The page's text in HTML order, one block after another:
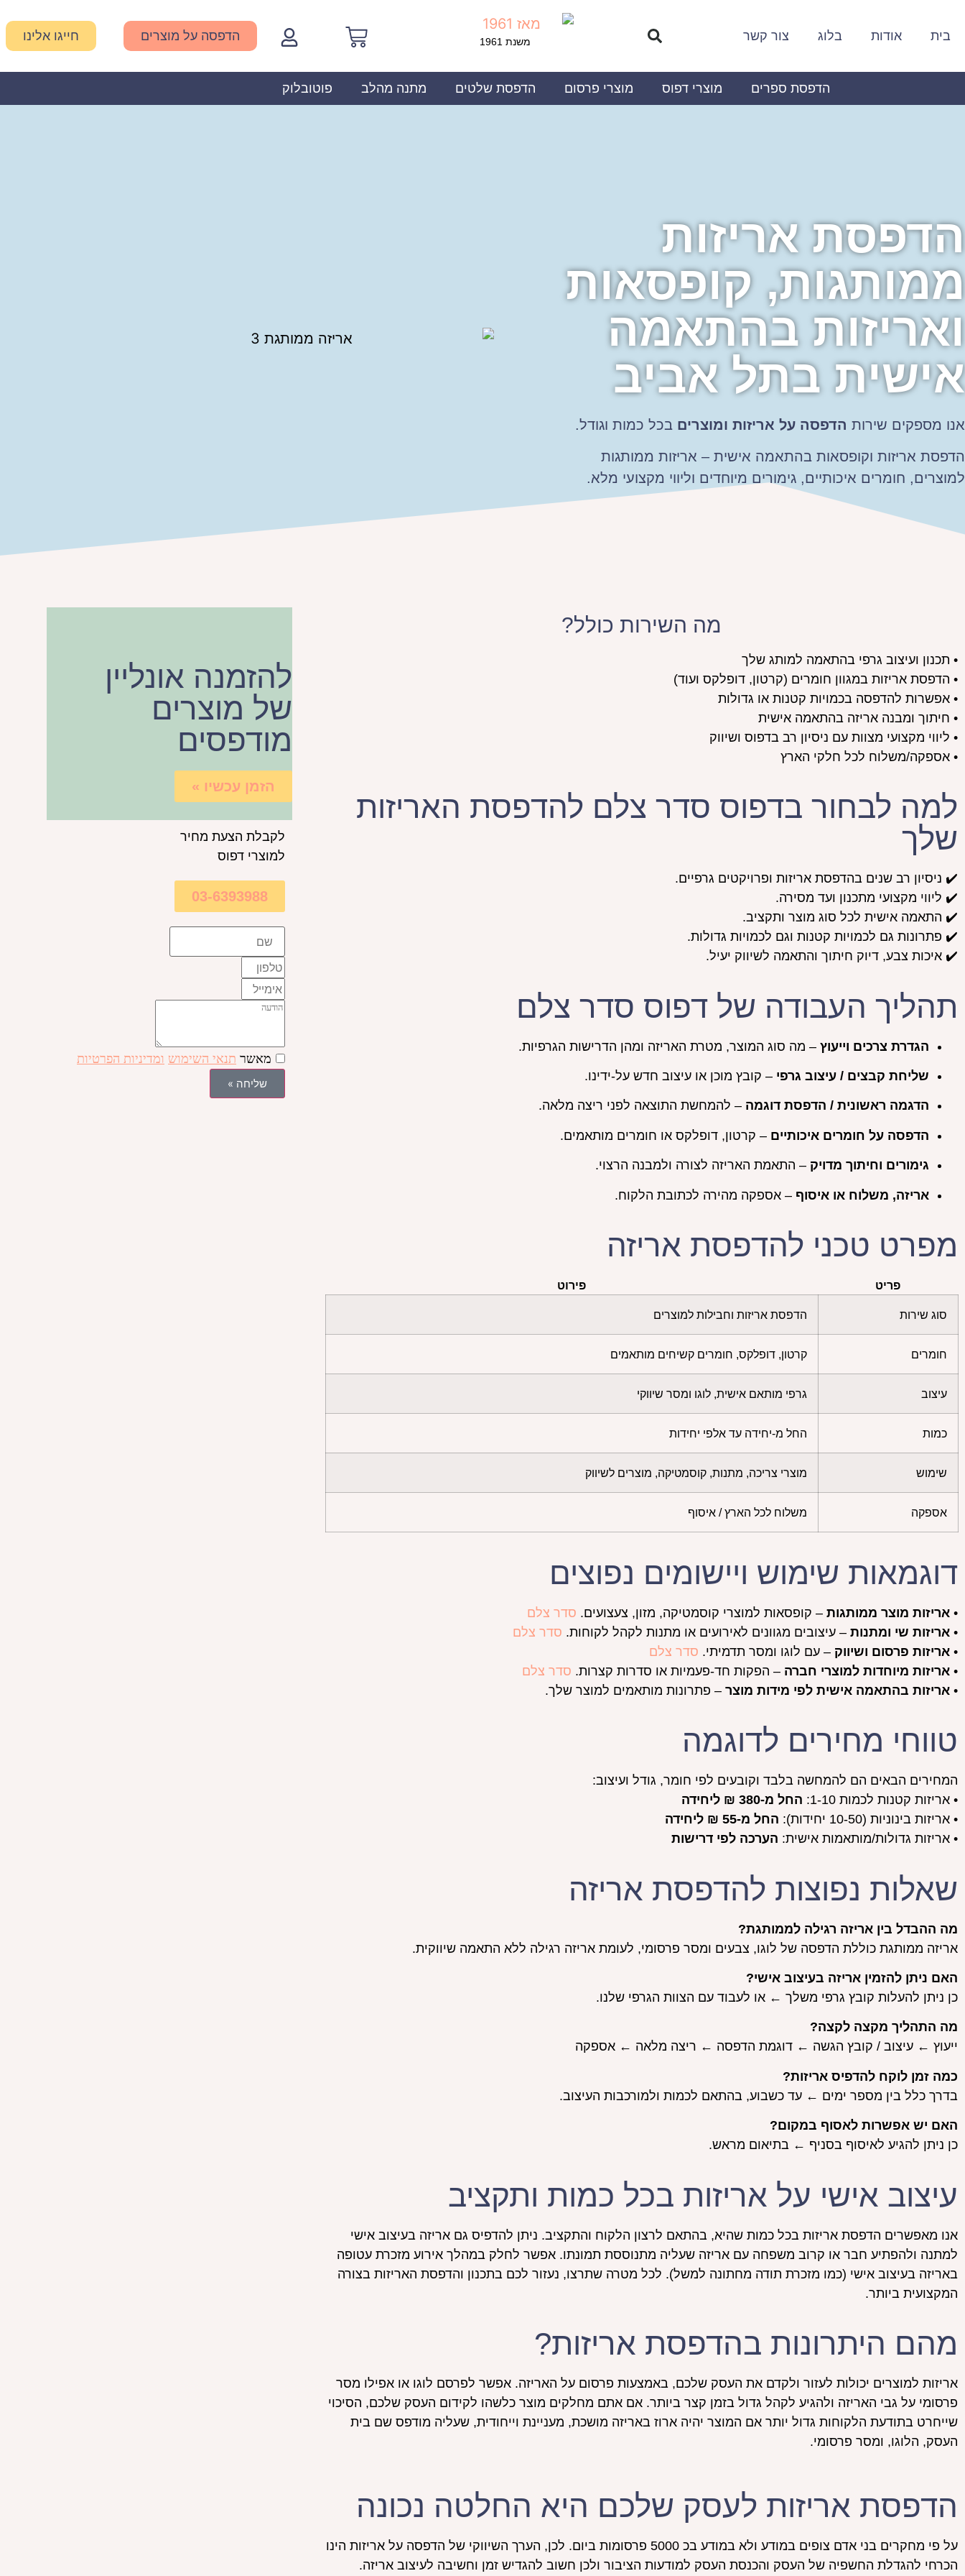
בית אודות בלוג צור קשר משנת 1961 הדפסה על מוצרים חייגו אלינו
הדפסת ספרים מוצרי דפוס מוצרי פרסום הדפסת שלטים מתנה מהלב פוטובלוק
הדפסת אריזות
ממותגות, קופסאות
ואריזות בהתאמה
אישית בתל אביב
אנו מספקים שירות הדפסה על אריזות ומוצרים בכל כמות וגודל.
הדפסת אריזות וקופסאות בהתאמה אישית – אריזות ממותגות
למוצרים, חומרים איכותיים, גימורים מיוחדים וליווי מקצועי מלא.
מה השירות כולל?
• תכנון ועיצוב גרפי בהתאמה למותג שלך
• הדפסת אריזות במגוון חומרים (קרטון, דופלקס ועוד)
• אפשרות להדפסה בכמויות קטנות או גדולות
• חיתוך ומבנה אריזה בהתאמה אישית
• ליווי מקצועי מצוות עם ניסיון רב בדפוס ושיווק
• אספקה/משלוח לכל חלקי הארץ
למה לבחור בדפוס סדר צלם להדפסת האריזות
שלך
✔️ ניסיון רב שנים בהדפסת אריזות ופרויקטים גרפיים.
✔️ ליווי מקצועי מתכנון ועד מסירה.
✔️ התאמה אישית לכל סוג מוצר ותקציב.
✔️ פתרונות גם לכמויות קטנות וגם לכמויות גדולות.
✔️ איכות צבע, דיוק חיתוך והתאמה לשיווק יעיל.
תהליך העבודה של דפוס סדר צלם
הגדרת צרכים וייעוץ – מה סוג המוצר, מטרת האריזה ומהן הדרישות הגרפיות.
שליחת קבצים / עיצוב גרפי – קובץ מוכן או עיצוב חדש על-ידינו.
הדגמה ראשונית / הדפסת דוגמה – להמחשת התוצאה לפני ריצה מלאה.
הדפסה על חומרים איכותיים – קרטון, דופלקס או חומרים מותאמים.
גימורים וחיתוך מדויק – התאמת האריזה לצורה ולמבנה הרצוי.
אריזה, משלוח או איסוף – אספקה מהירה לכתובת הלקוח.
מפרט טכני להדפסת אריזה
פריט פירוט
סוג שירות הדפסת אריזות וחבילות למוצרים
חומרים קרטון, דופלקס, חומרים קשיחים מותאמים
עיצוב גרפי מותאם אישית, לוגו ומסר שיווקי
כמות החל מ-יחידה עד אלפי יחידות
שימוש מוצרי צריכה, מתנות, קוסמטיקה, מוצרים לשיווק
אספקה משלוח לכל הארץ / איסוף
דוגמאות שימוש ויישומים נפוצים
• אריזות מוצר ממותגות – קופסאות למוצרי קוסמטיקה, מזון, צעצועים. סדר צלם
• אריזות שי ומתנות – עיצובים מגוונים לאירועים או מתנות לקהל לקוחות. סדר צלם
• אריזות פרסום ושיווק – עם לוגו ומסר תדמיתי. סדר צלם
• אריזות מיוחדות למוצרי חברה – הפקות חד-פעמיות או סדרות קצרות. סדר צלם
• אריזות בהתאמה אישית לפי מידות מוצר – פתרונות מותאמים למוצר שלך.
טווחי מחירים לדוגמה
המחירים הבאים הם להמחשה בלבד וקובעים לפי חומר, גודל ועיצוב:
• אריזות קטנות לכמות 1-10:
החל מ-380 ₪ ליחידה
• אריזות בינוניות (10-50 יחידות):
החל מ-55 ₪ ליחידה
• אריזות גדולות/מותאמות אישית: הערכה לפי דרישות
שאלות נפוצות להדפסת אריזה
מה ההבדל בין אריזה רגילה לממותגת?
אריזה ממותגת כוללת הדפסה של לוגו, צבעים ומסר פרסומי, לעומת אריזה רגילה ללא התאמה שיווקית.
האם ניתן להזמין אריזה בעיצוב אישי?
כן ניתן להעלות קובץ גרפי משלך ← או לעבוד עם הצוות הגרפי שלנו.
מה התהליך מקצה לקצה?
ייעוץ ← עיצוב / קובץ הגשה ← דוגמת הדפסה ← ריצה מלאה ← אספקה
כמה זמן לוקח להדפיס אריזות?
בדרך כלל בין מספר ימים ← עד כשבוע, בהתאם לכמות ולמורכבות העיצוב.
האם יש אפשרות לאסוף במקום?
כן ניתן להגיע לאיסוף בסניף ← בתיאום מראש.
עיצוב אישי על אריזות בכל כמות ותקציב
אנו מאפשרים הדפסת אריזות בכל כמות שהיא, בהתאם לרצון הלקוח והתקציב. ניתן להדפיס גם אריזה בעיצוב אישי
למתנה ולהפתיע חבר או קרוב משפחה עם אריזה שעליה מתנוססת תמונתו. אפשר לחלק במהלך אירוע מזכרת עטופה
באריזה בעיצוב אישי (כמו מזכרת תודה מחתונה למשל). לכל מטרה שתרצו, נעזור לכם בתכנון והדפסת האריזות בצורה
המקצועית ביותר.
מהם היתרונות בהדפסת אריזות?
אריזות למוצרים יכולות לעזור ולקדם את העסק שלכם, באמצעות פרסום על האריזה. אפשר לפרסם לוגו או אפילו מסר
פרסומי על גבי האריזה ולהגיע לקהל גדול בזמן קצר ביותר. אם אתם מחלקים מוצר כלשהו לקידום העסק שלכם, הסיכוי
שייחרט בתודעת הלקוחות גדול יותר אם המוצר יהיה ארוז באריזה מושכת, מעניינת וייחודית, שעליה מודפס שם בית
העסק, הלוגו, ומסר פרסומי.
הדפסת אריזות לעסק שלכם היא החלטה נכונה
על פי מחקרים בני אדם צופים במודע ולא במודע בכ 5000 פרסומות ביום. לכן, הערך השיווקי של הדפסה על אריזות הינו
הכרחי להגדלת החשפיה של העסק והכנסת העסק למודעות הציבור ולכן חשוב להגדיש זמן וחשיבה לעיצוב אריזה.
להזמנה אונליין
של מוצרים
מודפסים
הזמן עכשיו »
לקבלת הצעת מחיר
למוצרי דפוס
03-6393988
מאשר תנאי השימוש ומדיניות הפרטיות
שליחה »